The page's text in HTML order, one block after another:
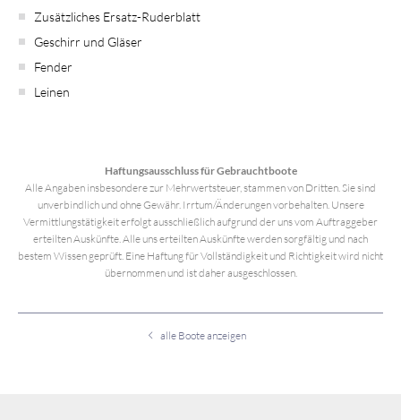
Zusätzliches Ersatz-Ruderblatt
Geschirr und Gläser
Fender
Leinen
Haftungsausschluss für Gebrauchtboote
Alle Angaben insbesondere zur Mehrwertsteuer, stammen von Dritten. Sie sind
unverbindlich und ohne Gewähr. Irrtum/Änderungen vorbehalten. Unsere
Vermittlungstätigkeit erfolgt ausschließlich aufgrund der uns vom Auftraggeber
erteilten Auskünfte. Alle uns erteilten Auskünfte werden sorgfältig und nach
bestem Wissen geprüft. Eine Haftung für Vollständigkeit und Richtigkeit wird nicht
übernommen und ist daher ausgeschlossen.
alle Boote anzeigen